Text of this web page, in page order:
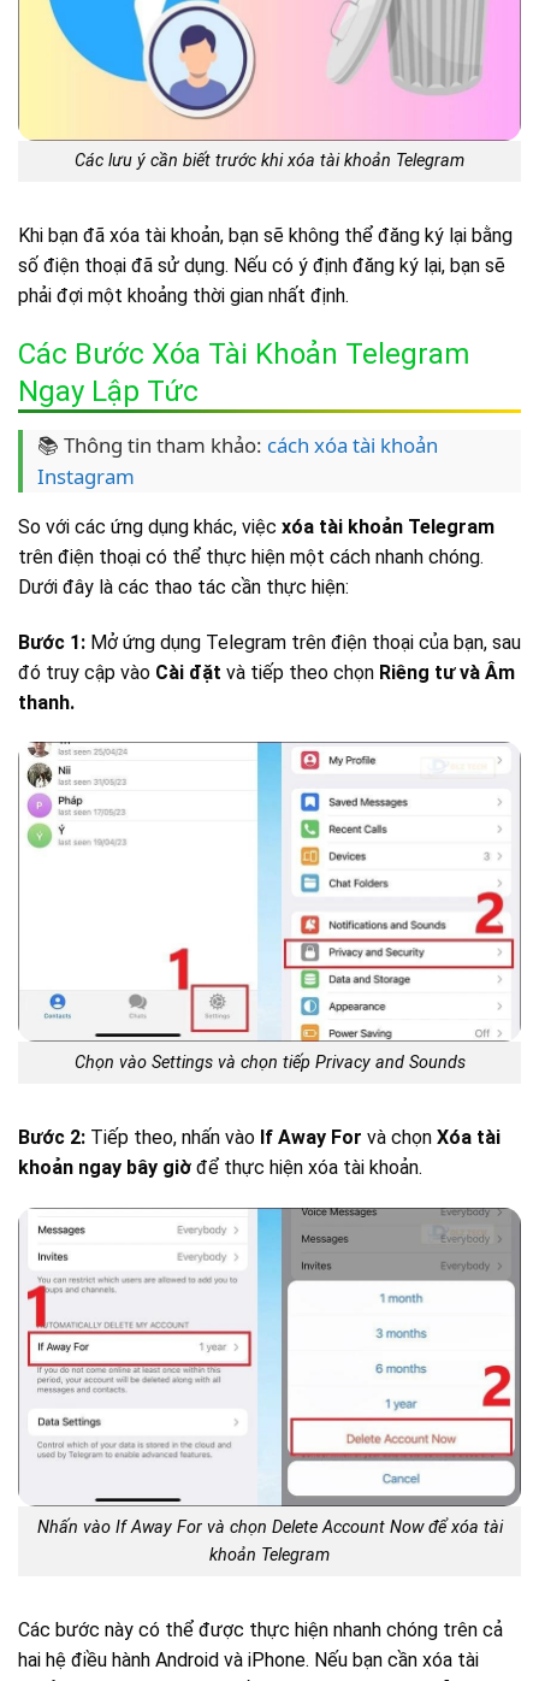
Các lưu ý cần biết trước khi xóa tài khoản Telegram
Khi bạn đã xóa tài khoản, bạn sẽ không thể đăng ký lại bằng
số điện thoại đã sử dụng. Nếu có ý định đăng ký lại, bạn sẽ
phải đợi một khoảng thời gian nhất định.
Các Bước Xóa Tài Khoản Telegram
Ngay Lập Tức
📚 Thông tin tham khảo: cách xóa tài khoản
Instagram
So với các ứng dụng khác, việc xóa tài khoản Telegram
trên điện thoại có thể thực hiện một cách nhanh chóng.
Dưới đây là các thao tác cần thực hiện:
Bước 1: Mở ứng dụng Telegram trên điện thoại của bạn, sau
đó truy cập vào Cài đặt và tiếp theo chọn Riêng tư và Âm
thanh.
Chọn vào Settings và chọn tiếp Privacy and Sounds
Bước 2: Tiếp theo, nhấn vào If Away For và chọn Xóa tài
khoản ngay bây giờ để thực hiện xóa tài khoản.
Nhấn vào If Away For và chọn Delete Account Now để xóa tài
khoản Telegram
Các bước này có thể được thực hiện nhanh chóng trên cả
hai hệ điều hành Android và iPhone. Nếu bạn cần xóa tài